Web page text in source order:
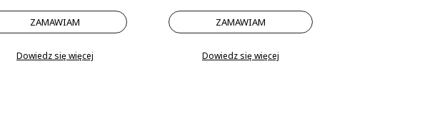
ZAMAWIAM
Dowiedz się więcej
ZAMAWIAM
Dowiedz się więcej